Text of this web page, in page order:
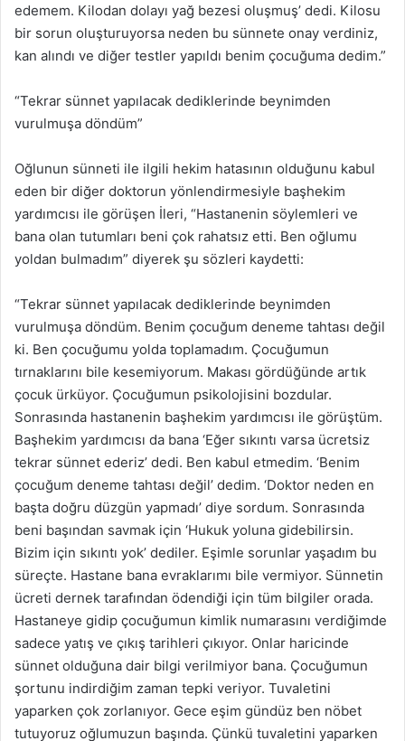
edemem. Kilodan dolayı yağ bezesi oluşmuş’ dedi. Kilosu
bir sorun oluşturuyorsa neden bu sünnete onay verdiniz,
kan alındı ve diğer testler yapıldı benim çocuğuma dedim.”
“Tekrar sünnet yapılacak dediklerinde beynimden
vurulmuşa döndüm”
Oğlunun sünneti ile ilgili hekim hatasının olduğunu kabul
eden bir diğer doktorun yönlendirmesiyle başhekim
yardımcısı ile görüşen İleri, “Hastanenin söylemleri ve
bana olan tutumları beni çok rahatsız etti. Ben oğlumu
yoldan bulmadım” diyerek şu sözleri kaydetti:
“Tekrar sünnet yapılacak dediklerinde beynimden
vurulmuşa döndüm. Benim çocuğum deneme tahtası değil
ki. Ben çocuğumu yolda toplamadım. Çocuğumun
tırnaklarını bile kesemiyorum. Makası gördüğünde artık
çocuk ürküyor. Çocuğumun psikolojisini bozdular.
Sonrasında hastanenin başhekim yardımcısı ile görüştüm.
Başhekim yardımcısı da bana ‘Eğer sıkıntı varsa ücretsiz
tekrar sünnet ederiz’ dedi. Ben kabul etmedim. ‘Benim
çocuğum deneme tahtası değil’ dedim. ‘Doktor neden en
başta doğru düzgün yapmadı’ diye sordum. Sonrasında
beni başından savmak için ‘Hukuk yoluna gidebilirsin.
Bizim için sıkıntı yok’ dediler. Eşimle sorunlar yaşadım bu
süreçte. Hastane bana evraklarımı bile vermiyor. Sünnetin
ücreti dernek tarafından ödendiği için tüm bilgiler orada.
Hastaneye gidip çocuğumun kimlik numarasını verdiğimde
sadece yatış ve çıkış tarihleri çıkıyor. Onlar haricinde
sünnet olduğuna dair bilgi verilmiyor bana. Çocuğumun
şortunu indirdiğim zaman tepki veriyor. Tuvaletini
yaparken çok zorlanıyor. Gece eşim gündüz ben nöbet
tutuyoruz oğlumuzun başında. Çünkü tuvaletini yaparken